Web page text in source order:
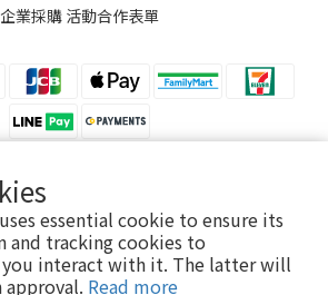
essential cookie to ensure its
and tracking cookies to
you interact with it. The latter will
Read more
企業採購 活動合作表單
不會以電話或簡訊方式通知變更付款方式。